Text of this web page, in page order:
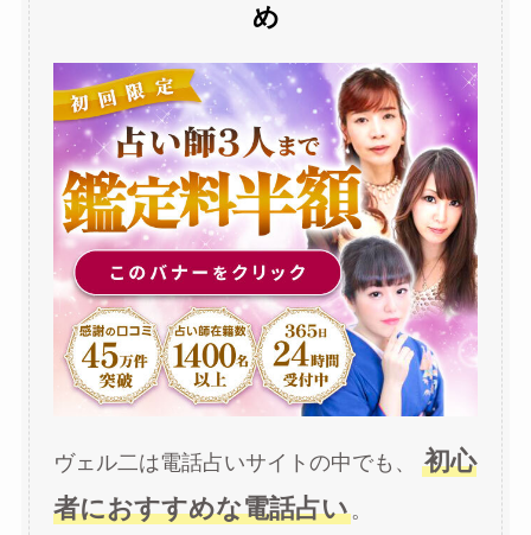
め
ヴェル二は電話占いサイトの中でも、 初心
者におすすめな電話占い。